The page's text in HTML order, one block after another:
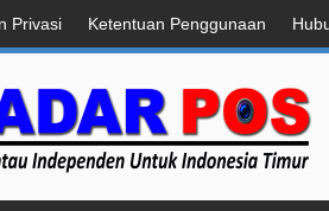
Privasi Ketentuan Penggunaan